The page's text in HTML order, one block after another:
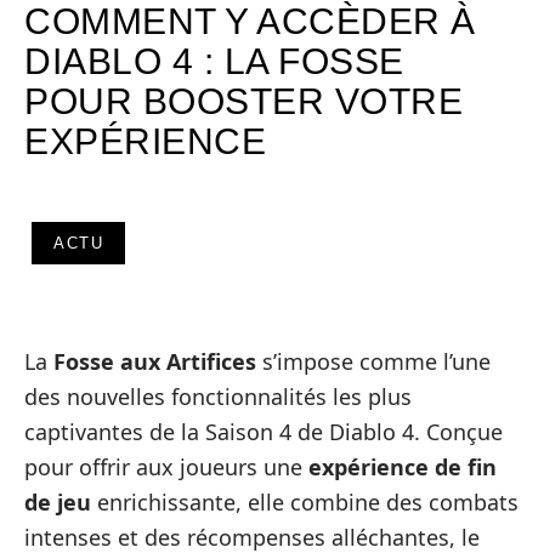
COMMENT Y ACCÈDER À
DIABLO 4 : LA FOSSE
POUR BOOSTER VOTRE
EXPÉRIENCE
ACTU
La Fosse aux Artifices s’impose comme l’une
des nouvelles fonctionnalités les plus
captivantes de la Saison 4 de Diablo 4. Conçue
pour offrir aux joueurs une expérience de fin
de jeu enrichissante, elle combine des combats
intenses et des récompenses alléchantes, le